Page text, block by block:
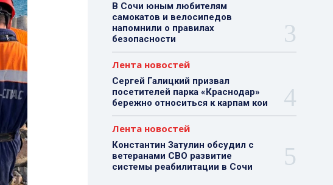
В Сочи юным любителям
самокатов и велосипедов
напомнили о правилах
безопасности
Лента новостей
Сергей Галицкий призвал
посетителей парка «Краснодар»
бережно относиться к карпам кои
Лента новостей
Константин Затулин обсудил с
ветеранами СВО развитие
системы реабилитации в Сочи